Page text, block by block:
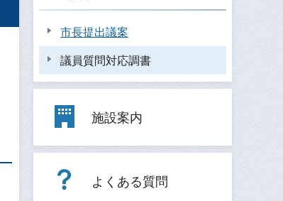
市長提出議案
議員質問対応調書
施設案内
よくある質問